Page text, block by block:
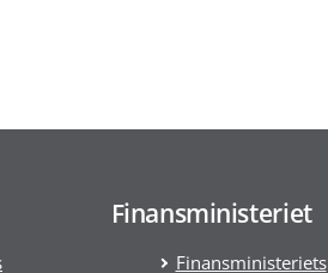
Finansministeriet
Finansministeriets